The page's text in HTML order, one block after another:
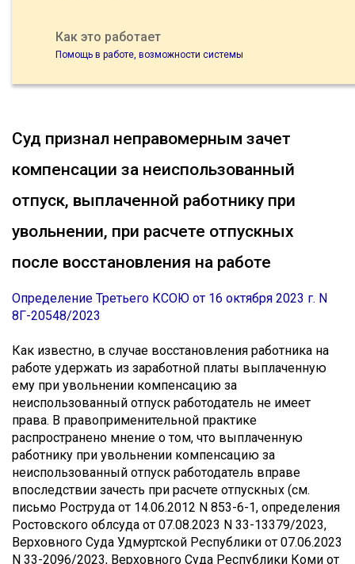
Как это работает
Помощь в работе, возможности системы
Суд признал неправомерным зачет
компенсации за неиспользованный
отпуск, выплаченной работнику при
увольнении, при расчете отпускных
после восстановления на работе
Определение Третьего КСОЮ от 16 октября 2023 г. N
8Г-20548/2023
Как известно, в случае восстановления работника на
работе удержать из заработной платы выплаченную
ему при увольнении компенсацию за
неиспользованный отпуск работодатель не имеет
права. В правоприменительной практике
распространено мнение о том, что выплаченную
работнику при увольнении компенсацию за
неиспользованный отпуск работодатель вправе
впоследствии зачесть при расчете отпускных (см.
письмо Роструда от 14.06.2012 N 853-6-1, определения
Ростовского облсуда от 07.08.2023 N 33-13379/2023,
Верховного Суда Удмуртской Республики от 07.06.2023
N 33-2096/2023, Верховного Суда Республики Коми от